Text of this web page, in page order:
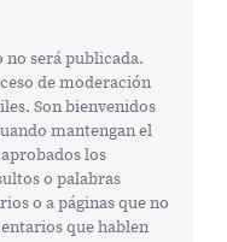
será publicada.
de moderación
Son bienvenidos
mantengan el
los
o palabras
o a páginas que no
que hablen